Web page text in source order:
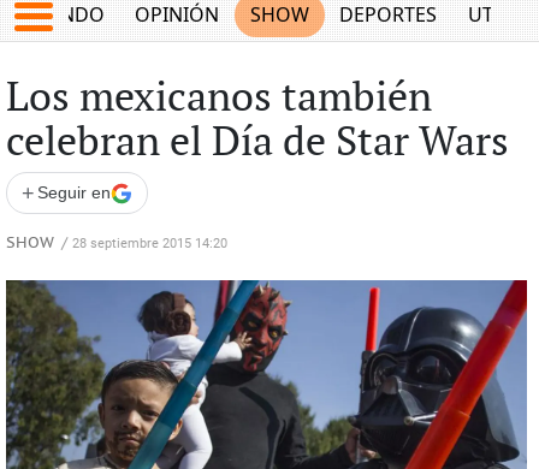
MUNDO OPINIÓN SHOW DEPORTES
Los mexicanos también
celebran el Día de Star Wars
+ Seguir en
SHOW / 28 septiembre 2015 14:20